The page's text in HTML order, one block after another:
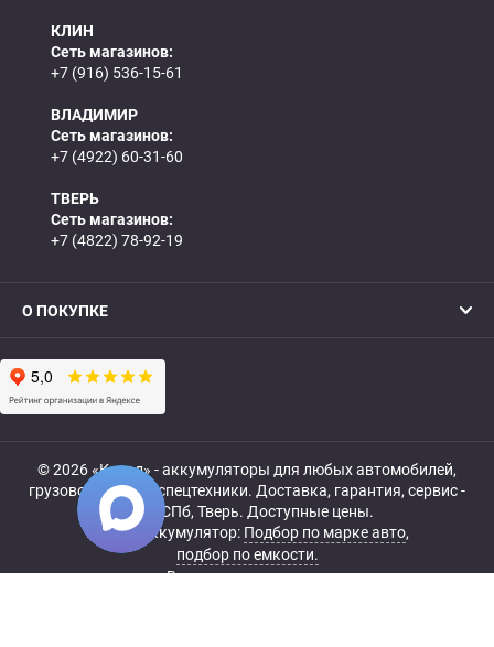
КЛИН
Сеть магазинов:
+7 (916) 536-15-61
ВЛАДИМИР
Сеть магазинов:
+7 (4922) 60-31-60
ТВЕРЬ
Сеть магазинов:
+7 (4822) 78-92-19
О ПОКУПКЕ
© 2026 «Катод» - аккумуляторы для любых автомобилей,
грузовой, мото- и спецтехники. Доставка, гарантия, сервис -
МСК, СПб, Тверь. Доступные цены.
Купить аккумулятор: Подбор по марке авто,
подбор по емкости.
Все права защищены.